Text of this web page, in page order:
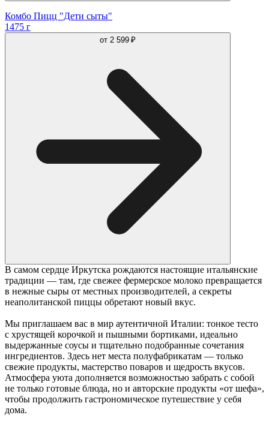
Комбо Пицц "Дети сыты"
1475 г
от 2 599 ₽
В самом сердце Иркутска рождаются настоящие итальянские
традиции — там, где свежее фермерское молоко превращается
в нежные сыры от местных производителей, а секреты
неаполитанской пиццы обретают новый вкус.
Мы приглашаем вас в мир аутентичной Италии: тонкое тесто
с хрустящей корочкой и пышными бортиками, идеально
выдержанные соусы и тщательно подобранные сочетания
ингредиентов. Здесь нет места полуфабрикатам — только
свежие продукты, мастерство поваров и щедрость вкусов.
Атмосфера уюта дополняется возможностью забрать с собой
не только готовые блюда, но и авторские продукты «от шефа»,
чтобы продолжить гастрономическое путешествие у себя
дома.